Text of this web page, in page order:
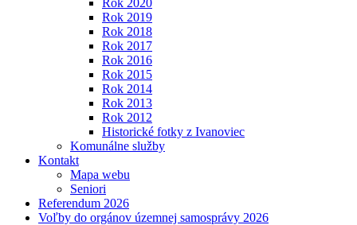
Rok 2020
Rok 2019
Rok 2018
Rok 2017
Rok 2016
Rok 2015
Rok 2014
Rok 2013
Rok 2012
Historické fotky z Ivanoviec
Komunálne služby
Kontakt
Mapa webu
Seniori
Referendum 2026
Voľby do orgánov územnej samosprávy 2026